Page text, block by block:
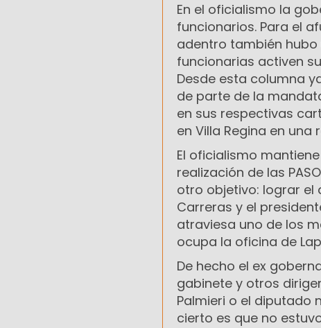
En el oficialismo la
funcionarios. Para el
adentro también
funcionarias activen
Desde esta columna
de parte de la
en sus respectivas
en Villa Regina en
El oficialismo
realización de las
otro objetivo: lograr
Carreras y el
atraviesa uno de los
ocupa la oficina de
De hecho el ex
gabinete y otros
Palmieri o el diputado
cierto es que no